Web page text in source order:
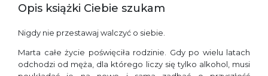
Opis książki Ciebie szukam
Nigdy nie przestawaj walczyć o siebie.
Marta całe życie poświęciła rodzinie. Gdy po wielu latach
odchodzi od męża, dla którego liczy się tylko alkohol, musi